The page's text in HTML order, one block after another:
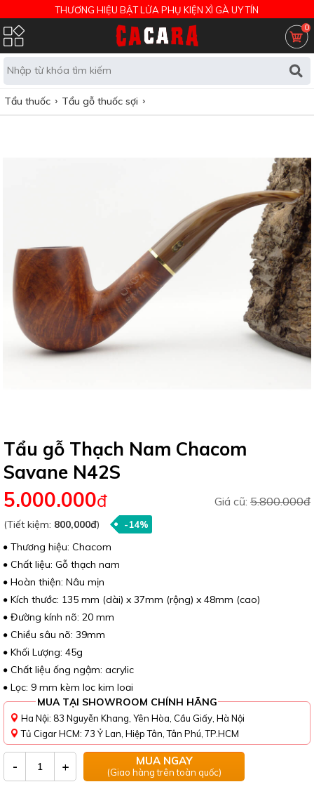
THƯƠNG HIỆU BẬT LỬA PHỤ KIỆN XÌ GÀ UY TÍN
0
Tẩu thuốc Tẩu gỗ thuốc sợi
Tẩu gỗ Thạch Nam Chacom
Savane N42S
Giá cũ: 5.800.000đ
5.000.000đ
(Tiết kiệm: 800,000đ) -14%
Thương hiệu: Chacom
Chất liệu: Gỗ thạch nam
Hoàn thiện: Nâu mịn
Kích thước: 135 mm (dài) x 37mm (rộng) x 48mm (cao)
Đường kính nõ: 20 mm
Chiều sâu nõ: 39mm
Khối Lượng: 45g
Chất liệu ống ngậm: acrylic
Lọc: 9 mm kèm lọc kim loại
MUA TẠI SHOWROOM CHÍNH HÃNG
Ha Nội: 83 Nguyễn Khang, Yên Hòa, Cầu Giấy, Hà Nội
Tủ Cigar HCM: 73 Ỷ Lan, Hiệp Tân, Tân Phú, TP.HCM
- + MUA NGAY
(Giao hàng trên toàn quốc)